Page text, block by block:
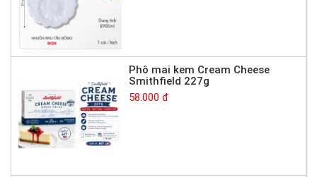
Phô mai kem Cream Cheese
Smithfield 227g
58.000 đ